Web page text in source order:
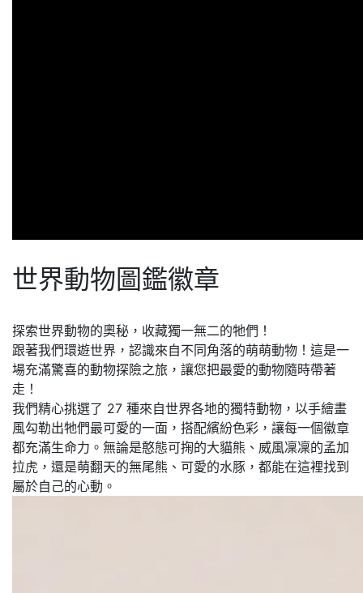
世界動物圖鑑徽章
探索世界動物的奧秘，收藏獨一無二的牠們！
跟著我們環遊世界，認識來自不同角落的萌萌動物！這是一
場充滿驚喜的動物探險之旅，讓您把最愛的動物隨時帶著
走！
我們精心挑選了 27 種來自世界各地的獨特動物，以手繪畫
風勾勒出牠們最可愛的一面，搭配繽紛色彩，讓每一個徽章
都充滿生命力。無論是憨態可掬的大貓熊、威風凜凜的孟加
拉虎，還是萌翻天的無尾熊、可愛的水豚，都能在這裡找到
屬於自己的心動。